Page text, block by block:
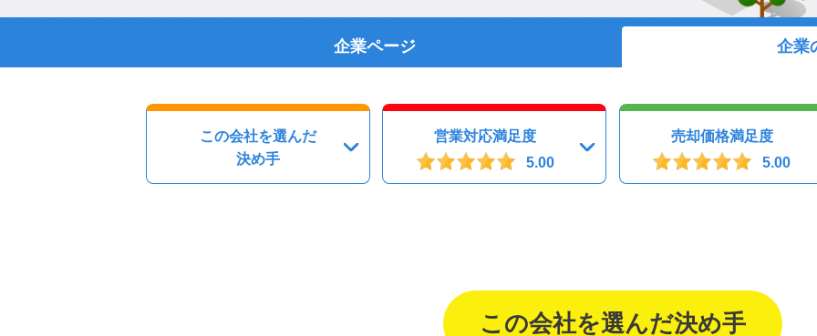
企業ページ 企業
この会社を選んだ
決め手
営業対応満足度
5.00
売却価格満足度
5.00
この会社を選んだ決め手